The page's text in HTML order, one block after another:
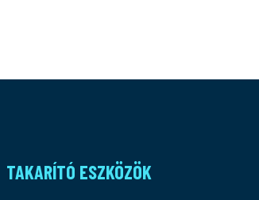
TAKARÍTÓ ESZKÖZÖK